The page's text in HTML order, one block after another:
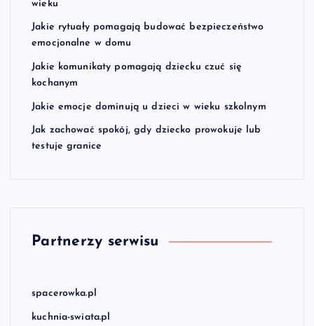
wieku
Jakie rytuały pomagają budować bezpieczeństwo
emocjonalne w domu
Jakie komunikaty pomagają dziecku czuć się
kochanym
Jakie emocje dominują u dzieci w wieku szkolnym
Jak zachować spokój, gdy dziecko prowokuje lub
testuje granice
Partnerzy serwisu
spacerowka.pl
kuchnia-swiata.pl